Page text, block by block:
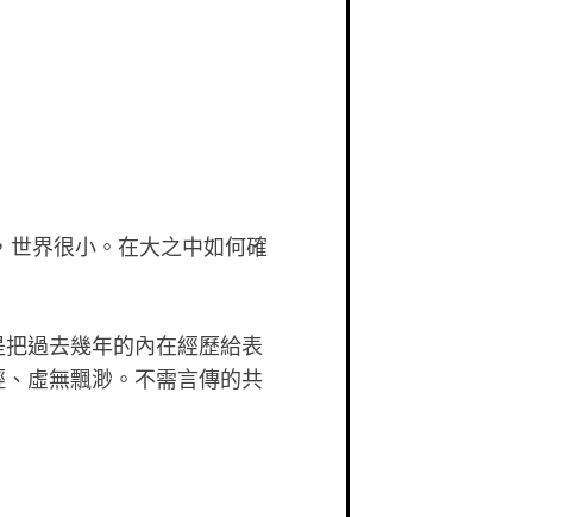
世界很小。在大之中如何確
過去幾年的內在經歷給表
虛無飄渺。不需言傳的共